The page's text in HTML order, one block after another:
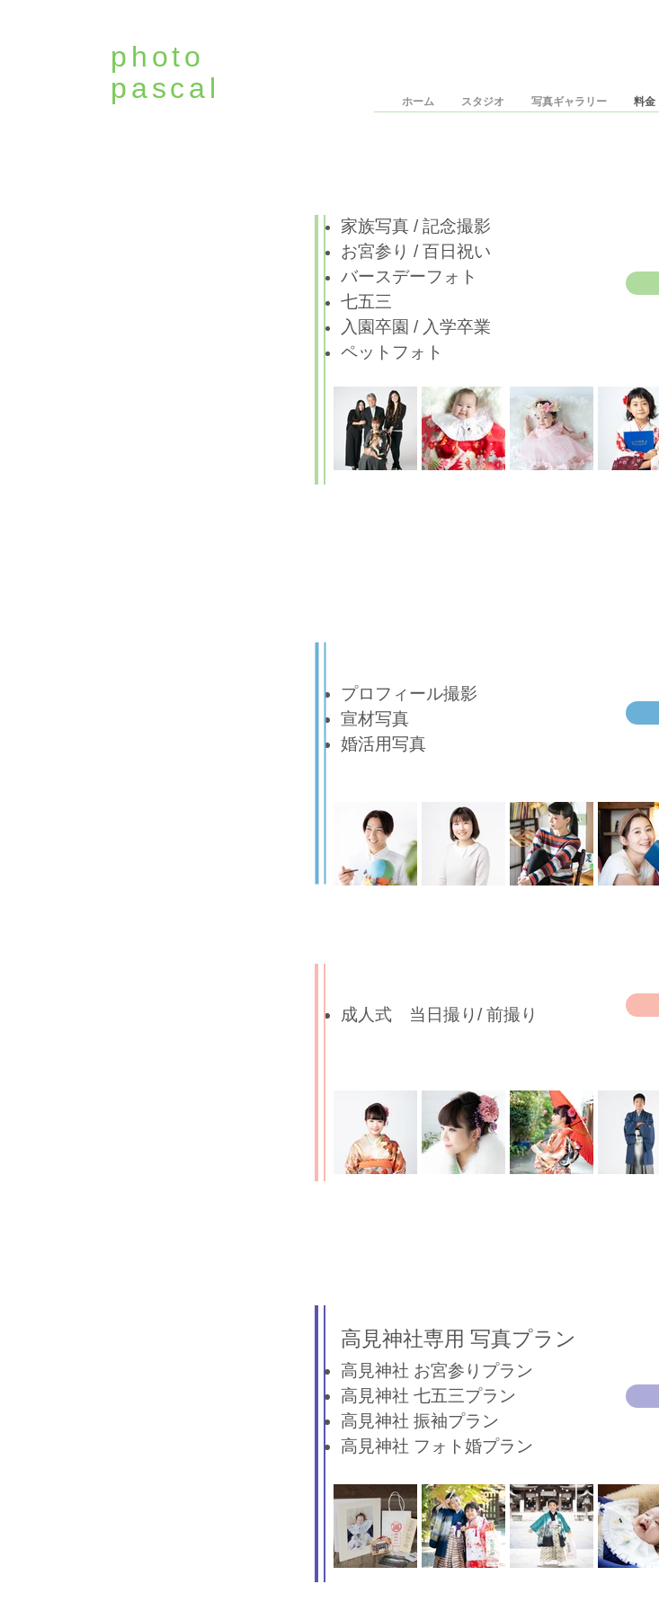
photo
pascal
ホーム スタジオ 写真ギャラリー 料金
家族写真 / 記念撮影
お宮参り / 百日祝い
バースデーフォト
七五三
入園卒園 / 入学卒業​
​ペットフォト
プロフィール撮影
宣材写真
​婚活用写真
​成人式​ 当日撮り/ 前撮り​
高見神社​専用 写真プラン
​高見神社 お宮参りプラン
高見神社 七五三プラン
高見神社 振袖プラン
​高見神社 フォト婚プラン